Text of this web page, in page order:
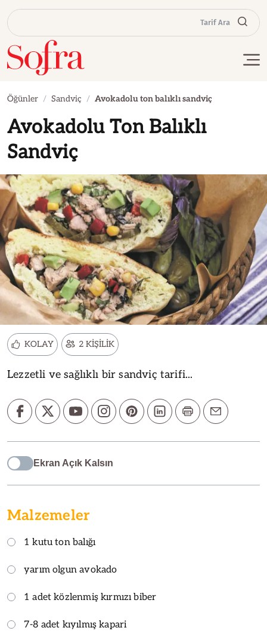
Tarif Ara
Öğünler Sandviç Avokadolu ton balıklı sandviç
Avokadolu Ton Balıklı
Sandviç
KOLAY 2 KİŞİLİK
Lezzetli ve sağlıklı bir sandviç tarifi...
Ekran Açık Kalsın
Malzemeler
1 kutu ton balığı
yarım olgun avokado
1 adet közlenmiş kırmızı biber
7-8 adet kıyılmış kapari